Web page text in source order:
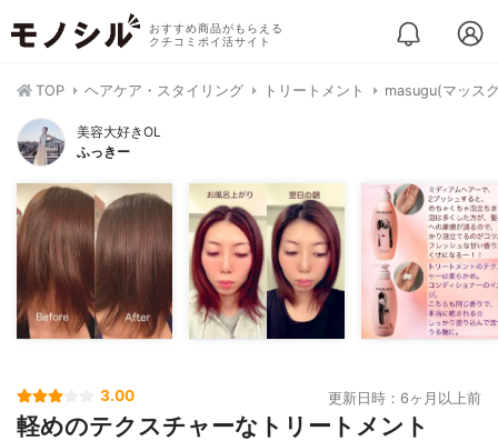
おすすめ商品がもらえる
クチコミポイ活サイト
TOP ヘアケア・スタイリング トリートメント masugu(マッス
美容大好きOL
ふっきー
3.00 更新日時：6ヶ月以上前
軽めのテクスチャーなトリートメント